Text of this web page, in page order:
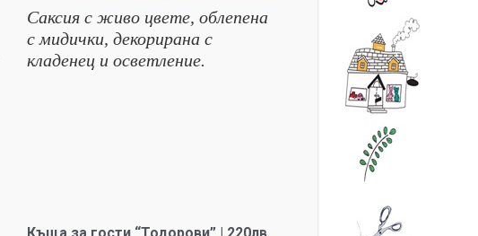
Саксия с живо цвете, облепена
с мидички, декорирана с
кладенец и осветление.